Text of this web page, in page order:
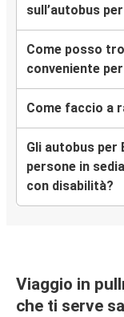
sull’autobus
Come posso
conveniente
Come faccio a
Gli autobus per
persone in
con disabilità?
Viaggio in
che ti serve